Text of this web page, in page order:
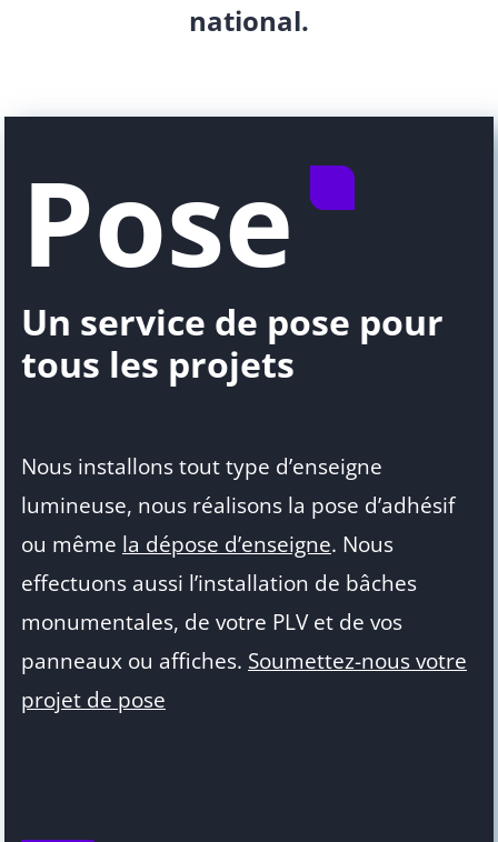
national.
Pose
Un service de pose pour
tous les projets
Nous installons tout type d’enseigne
lumineuse, nous réalisons la pose d’adhésif
ou même la dépose d’enseigne. Nous
effectuons aussi l’installation de bâches
monumentales, de votre PLV et de vos
panneaux ou affiches. Soumettez-nous votre
projet de pose